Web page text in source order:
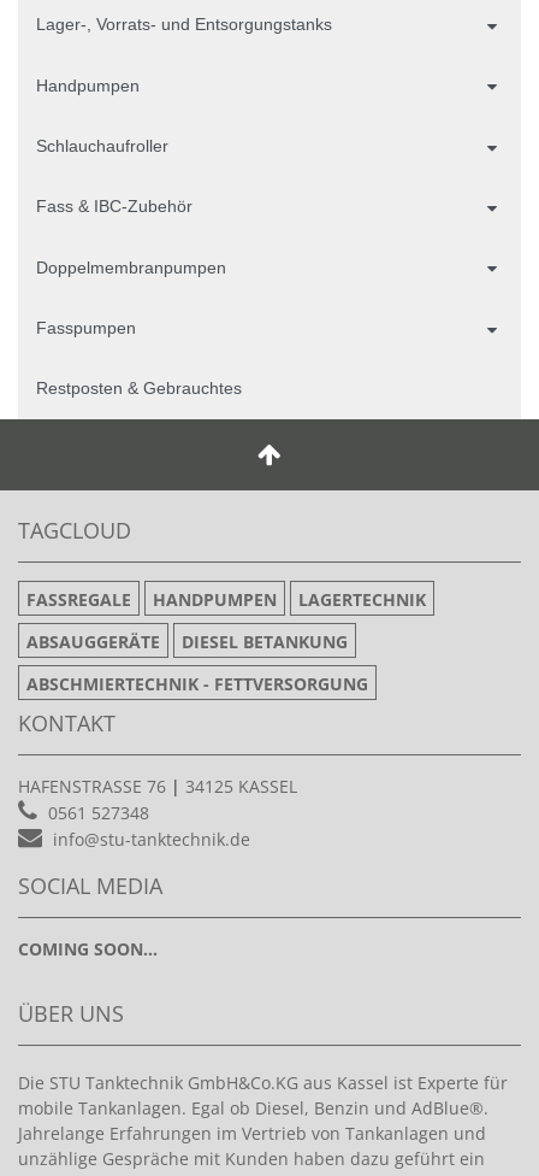
Lager-, Vorrats- und Entsorgungstanks
Handpumpen
Schlauchaufroller
Fass & IBC-Zubehör
Doppelmembranpumpen
Fasspumpen
Restposten & Gebrauchtes
TAGCLOUD
FASSREGALE HANDPUMPEN
LAGERTECHNIK
ABSAUGGERÄTE
DIESEL BETANKUNG
ABSCHMIERTECHNIK - FETTVERSORGUNG
KONTAKT
HAFENSTRASSE 76 | 34125 KASSEL
0561 527348
info@stu-tanktechnik.de
SOCIAL MEDIA
COMING SOON...
ÜBER UNS
Die STU Tanktechnik GmbH&Co.KG aus Kassel ist Experte für
mobile Tankanlagen. Egal ob Diesel, Benzin und AdBlue®.
Jahrelange Erfahrungen im Vertrieb von Tankanlagen und
unzählige Gespräche mit Kunden haben dazu geführt ein